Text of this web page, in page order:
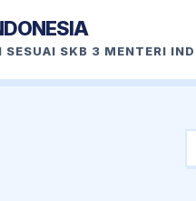
SESUAI SKB 3 MENTERI